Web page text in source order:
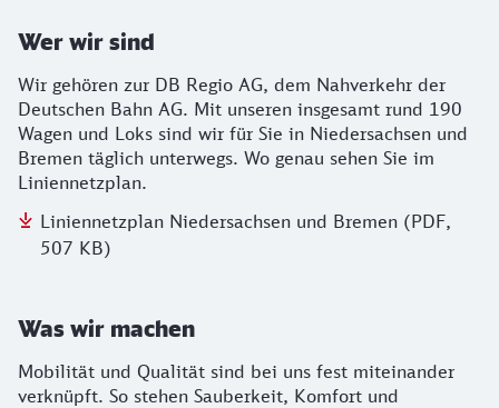
Wer wir sind
Wir gehören zur DB Regio AG, dem Nahverkehr der
Deutschen Bahn AG. Mit unseren insgesamt rund 190
Wagen und Loks sind wir für Sie in Niedersachsen und
Bremen täglich unterwegs. Wo genau sehen Sie im
Liniennetzplan.
Liniennetzplan Niedersachsen und Bremen (PDF,
507 KB)
Was wir machen
Mobilität und Qualität sind bei uns fest miteinander
verknüpft. So stehen Sauberkeit, Komfort und